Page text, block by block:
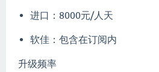
进口：8000元/人天
软佳：包含在订阅内
升级频率